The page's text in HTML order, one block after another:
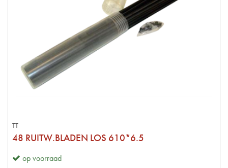
TT
48 RUITW.BLADEN LOS 610*6.5
op voorraad